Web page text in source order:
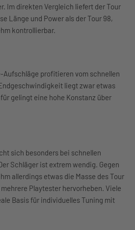
Im direkten Vergleich liefert der Tour
Länge und Power als der Tour 98,
kontrollierbar.
Aufschläge profitieren vom schnellen
liegt zwar etwas
gelingt eine hohe Konstanz über
sich besonders bei schnellen
Schläger ist extrem wendig. Gegen
allerdings etwas die Masse des Tour
Playtester hervorheben. Viele
Basis für individuelles Tuning mit